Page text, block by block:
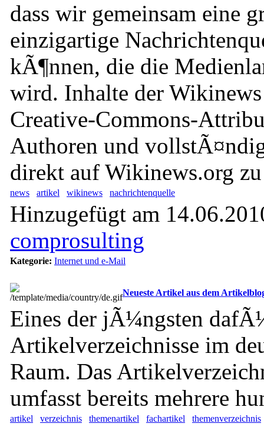
dass wir gemeinsam eine
einzigartige
kÃ¶nnen, die die
wird. Inhalte der
Creative-Commons-
Authoren und
direkt auf Wikinews.org
news artikel wikinews nachrichtenquelle
Hinzugefügt am
comprosulting
Kategorie: Internet und e-Mail
Neueste Artikel aus dem
Eines der jÃ¼ngsten
Artikelverzeichnisse im
Raum. Das
umfasst bereits mehrere
artikel verzeichnis themenartikel fachartikel themenverzeichnis